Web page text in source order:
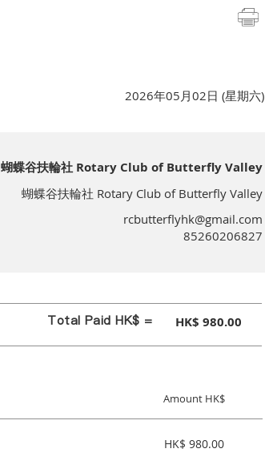
2026年05月02日 (星期六)
蝴蝶谷扶輪社 Rotary Club of Butterfly Valley
蝴蝶谷扶輪社 Rotary Club of Butterfly Valley
rcbutterflyhk@gmail.com
85260206827
Total Paid HK$ = HK$ 980.00
Amount HK$
HK$ 980.00